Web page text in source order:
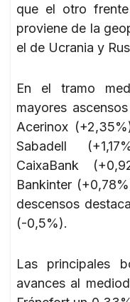
que el otro
proviene de la
el de Ucrania y
En el tramo
mayores
Acerinox
Sabadell
CaixaBank
Bankinter
descensos
(-0,5%).
Las principales
avances al